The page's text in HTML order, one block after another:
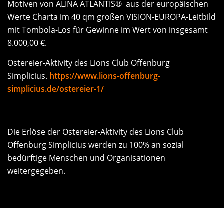
Motiven von ALINA ATLANTIS® aus der europäischen
Werte Charta im 40 qm großen VISION-EUROPA-Leitbild
mit Tombola-Los für Gewinne im Wert von insgesamt
8.000,00 €.
Ostereier-Aktivity des Lions Club Offenburg
Simplicius. https://www.lions-offenburg-
simplicius.de/ostereier-1/
Die Erlöse der Ostereier-Aktivity des Lions Club
Offenburg Simplicius werden zu 100% an sozial
bedürftige Menschen und Organisationen
weitergegeben.